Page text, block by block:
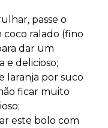
passe o
ralado (fino
dar um
e delicioso;
laranja por suco
ficar muito
este bolo com